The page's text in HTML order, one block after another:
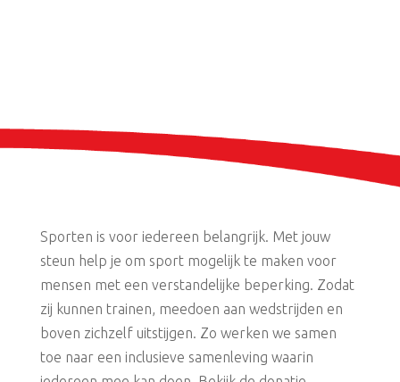
Sporten is voor iedereen belangrijk. Met jouw
steun help je om sport mogelijk te maken voor
mensen met een verstandelijke beperking. Zodat
zij kunnen trainen, meedoen aan wedstrijden en
boven zichzelf uitstijgen. Zo werken we samen
toe naar een inclusieve samenleving waarin